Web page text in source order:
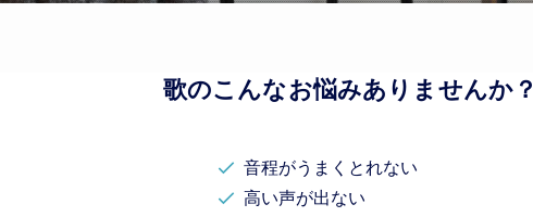
歌のこんなお悩みありませんか？
音程がうまくとれない
高い声が出ない